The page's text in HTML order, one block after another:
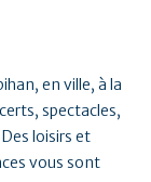
en ville, à la
spectacles,
loisirs et
vous sont